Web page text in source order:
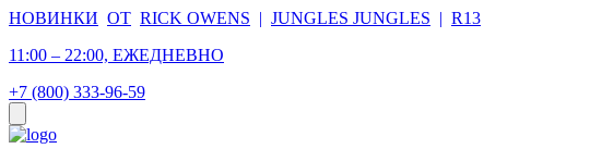
НОВИНКИ ОТ RICK OWENS | JUNGLES JUNGLES | R13
11:00 – 22:00, ЕЖЕДНЕВНО
+7 (800) 333-96-59